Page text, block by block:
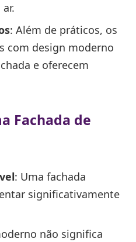
: Além de práticos, os
com design moderno
e oferecem
Fachada de
: Uma fachada
significativamente
não significa